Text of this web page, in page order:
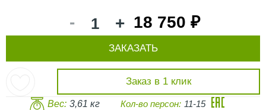
- + 18 750 ₽
Заказ в 1 клик
ЗАКАЗАТЬ
Вес: 3,61 кг Кол-во персон: 11-15